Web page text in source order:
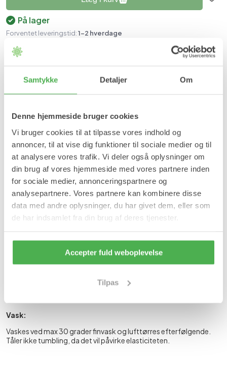
Samtykke Detaljer Om
Denne hjemmeside bruger cookies
Vi bruger cookies til at tilpasse vores indhold og
annoncer, til at vise dig funktioner til sociale medier og til
at analysere vores trafik. Vi deler også oplysninger om
din brug af vores hjemmeside med vores partnere inden
for sociale medier, annonceringspartnere og
analysepartnere. Vores partnere kan kombinere disse
data med andre oplysninger, du har givet dem, eller som
de har indsamlet fra din brug af deres tjenester.
Accepter fuld weboplevelse
Tilpas
På lager
Forventet leveringstid:1-2 hverdage
Produktinformation
Kompressionsstrømper klasse 1, 20-30 MMHG anbefales ved let
venøs insufficiens, mindre varicer uden ødem, tromboprofylax
(hævelser) opstået i forbindelse med operation.
Fordele:
Forbedrer blodcirkulationen/kredsløbet i benene.
Forebygger blodpropper.
Forebygger åreknuder.
Reducerer træthedsfølelse og tunghed i benene.
Reducerer kramper.
Forebygger ømhed.
Gradueret strømpe med størst tryk i anklen.
Anvendelse:
Kan bruges efter behov i løbet af dagen.
Ligger tæt på en almindelig støttestrømpe, men strammer og
støtter mere end støttestrømper.
Den medicinske støttestrømpebuks tages på som et par
Vask:
Vaskes ved max 30 grader finvask og lufttørres efterfølgende.
Tåler ikke tumbling, da det vil påvirke elasticiteten.